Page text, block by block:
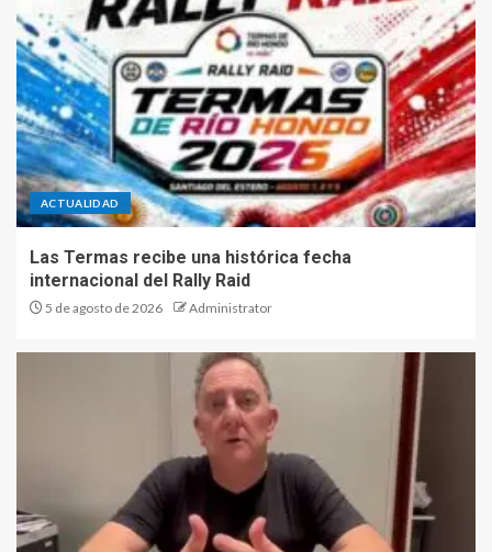
ACTUALIDAD
Las Termas recibe una histórica fecha
internacional del Rally Raid
5 de agosto de 2026 Administrator